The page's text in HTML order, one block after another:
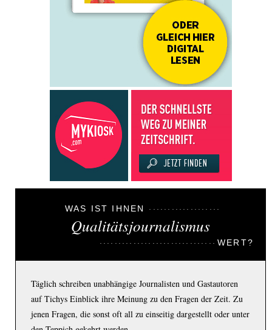
WAS IST IHNEN
Qualitätsjournalismus
WERT?
Täglich schreiben unabhängige Journalisten und Gastautoren
auf Tichys Einblick ihre Meinung zu den Fragen der Zeit. Zu
jenen Fragen, die sonst oft all zu einseitig dargestellt oder unter